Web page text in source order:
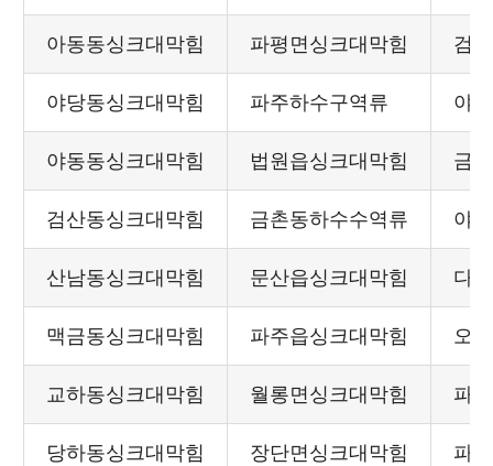
아동동싱크대막힘 파평면싱크대막힘 검
야당동싱크대막힘 파주하수구역류 야
야동동싱크대막힘 법원읍싱크대막힘 금
검산동싱크대막힘 금촌동하수수역류 야
산남동싱크대막힘 문산읍싱크대막힘 다
맥금동싱크대막힘 파주읍싱크대막힘 오
교하동싱크대막힘 월롱면싱크대막힘 파
당하동싱크대막힘 장단면싱크대막힘 파